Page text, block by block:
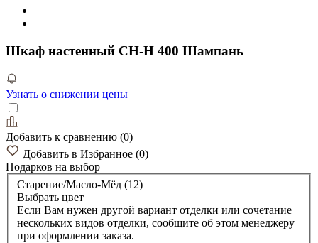
Шкаф настенный CH-H 400 Шампань
Узнать о снижении цены
Добавить к сравнению (0)
Добавить в Избранное (0)
Подарков на выбор
Старение/Масло-Мёд (12)
Выбрать цвет
Если Вам нужен другой вариант отделки или сочетание
нескольких видов отделки, сообщите об этом менеджеру
при оформлении заказа.